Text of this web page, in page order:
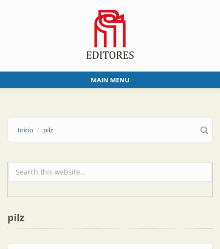
MAIN MENU
Inicio pilz
Formulario de búsqueda
pilz